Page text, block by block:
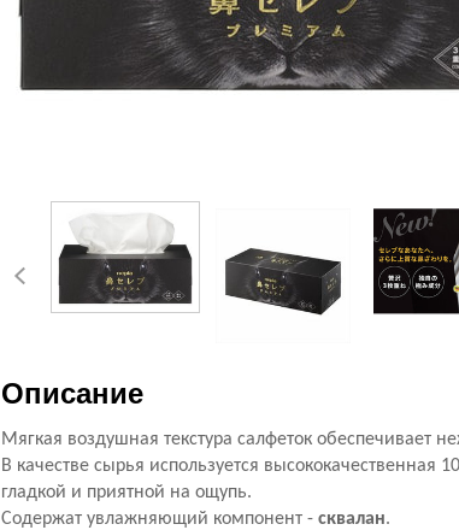
Описание
Мягкая воздушная текстура салфеток обеспечивает
В качестве сырья используется высококачественная
гладкой и приятной на ощупь.
Содержат увлажняющий компонент -сквалан.